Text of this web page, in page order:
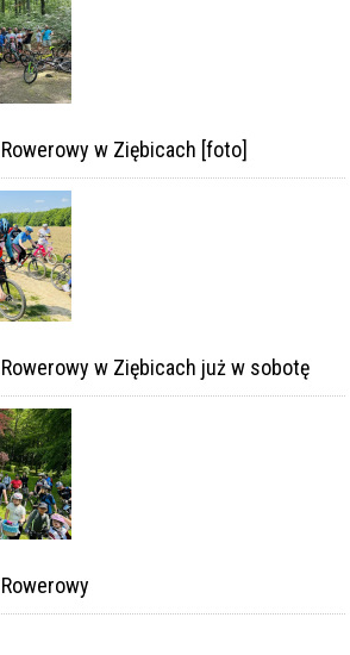
w Ziębicach [foto]
w Ziębicach już w sobotę